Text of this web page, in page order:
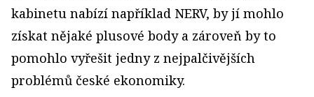
kabinetu nabízí například NERV, by jí mohlo
získat nějaké plusové body a zároveň by to
pomohlo vyřešit jedny z nejpalčivějších
problémů české ekonomiky.